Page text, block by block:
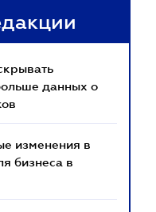
данных о
изменения в
бизнеса в